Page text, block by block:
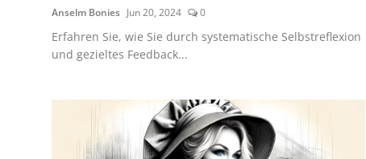
Anselm Bonies Jun 20, 2024 0
Erfahren Sie, wie Sie durch systematische Selbstreflexion
und gezieltes Feedback...